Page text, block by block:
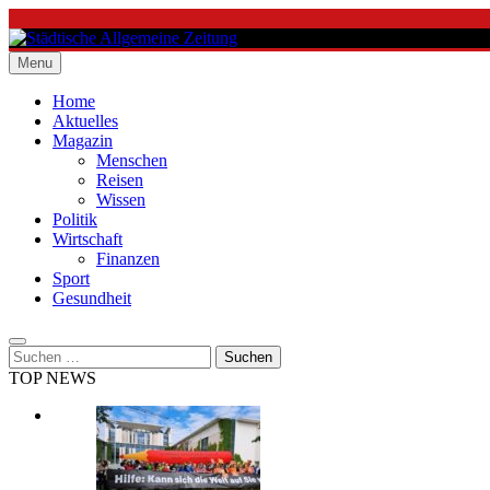
to
content
Städtische Allgemeine Zeitung
Menu
Home
Aktuelles
Magazin
Menschen
Reisen
Wissen
Politik
Wirtschaft
Finanzen
Sport
Gesundheit
Suchen
nach:
TOP NEWS